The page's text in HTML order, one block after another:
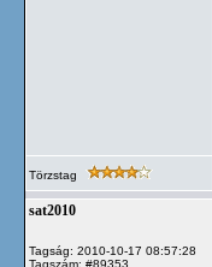
Törzstag
sat2010
Tagság: 2010-10-17 08:57:28
Tagszám: #89353